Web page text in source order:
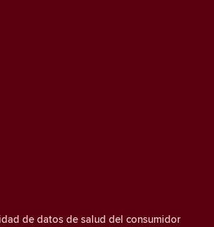
de datos de salud del consumidor